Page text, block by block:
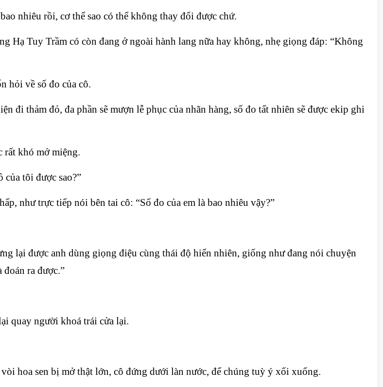
nhiêu rồi, cơ thể sao có thể không thay đổi được chứ.
Hạ Tuy Trầm có còn đang ở ngoài hành lang nữa hay không, nhẹ giọng đáp: “Không
hỏi về số đo của cô.
đi thảm đỏ, đa phần sẽ mượn lễ phục của nhãn hàng, số đo tất nhiên sẽ được ekip ghi
rất khó mở miệng.
tôi được sao?”
như trực tiếp nói bên tai cô: “Số đo của em là bao nhiêu vậy?”
lại được anh dùng giọng điệu cùng thái độ hiển nhiên, giống như đang nói chuyện
đoán ra được.”
quay người khoá trái cửa lại.
hoa sen bị mở thật lớn, cô đứng dưới làn nước, để chúng tuỳ ý xối xuống.